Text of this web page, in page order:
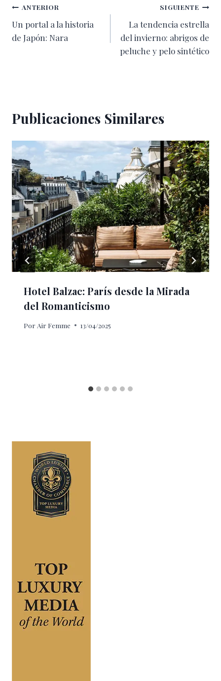
Navegación
de
ANTERIOR
Un portal a la historia
de Japón: Nara
SIGUIENTE
La tendencia estrella
del invierno: abrigos de
peluche y pelo sintético
Publicaciones Similares
Hotel Balzac: París desde la Mirada
del Romanticismo
Por Air Femme 13/04/2025